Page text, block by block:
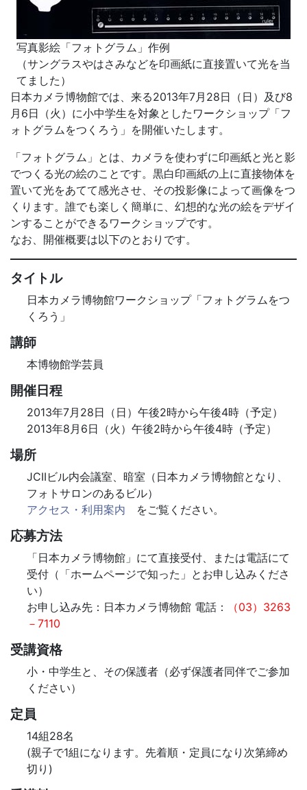
写真影絵「フォトグラム」作例
（サングラスやはさみなどを印画紙に直接置いて光を当
てました）
日本カメラ博物館では、来る2013年7月28日（日）及び8
月6日（火）に小中学生を対象としたワークショップ「フ
ォトグラムをつくろう」を開催いたします。
「フォトグラム」とは、カメラを使わずに印画紙と光と影
でつくる光の絵のことです。黒白印画紙の上に直接物体を
置いて光をあてて感光させ、その投影像によって画像をつ
くります。誰でも楽しく簡単に、幻想的な光の絵をデザイ
ンすることができるワークショップです。
なお、開催概要は以下のとおりです。
タイトル
日本カメラ博物館ワークショップ「フォトグラムをつ
くろう」
講師
本博物館学芸員
開催日程
2013年7月28日（日）午後2時から午後4時（予定）
2013年8月6日（火）午後2時から午後4時（予定）
場所
JCIIビル内会議室、暗室（日本カメラ博物館となり、
フォトサロンのあるビル）
アクセス・利用案内 をご覧ください。
応募方法
「日本カメラ博物館」にて直接受付、または電話にて
受付（「ホームページで知った」とお申し込みくださ
い）
お申し込み先：日本カメラ博物館 電話：
（03）3263
－7110
受講資格
小・中学生と、その保護者（必ず保護者同伴でご参加
ください）
定員
14組28名
(親子で1組になります。先着順・定員になり次第締め
切り)